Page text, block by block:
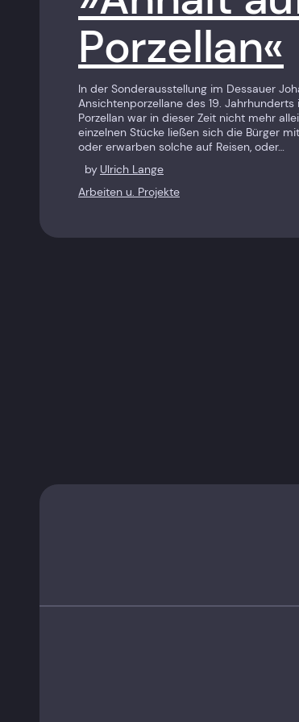
Porzellan«
In der Sonderausstellung im Dessauer
Ansichtenporzellane des 19.
Porzellan war in dieser Zeit nicht mehr
einzelnen Stücke ließen sich die Bürger
oder erwarben solche auf Reisen, oder…
by Ulrich Lange
Arbeiten u. Projekte